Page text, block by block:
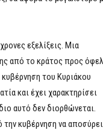
εξελίξεις. Μια
από το κράτος προς
του Κυριάκου
και έχει χαρακτηρίσει
αυτό δεν διορθώνεται.
κυβέρνηση να